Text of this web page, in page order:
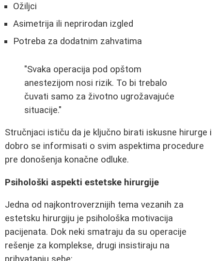
Ožiljci
Asimetrija ili neprirodan izgled
Potreba za dodatnim zahvatima
"Svaka operacija pod opštom
anestezijom nosi rizik. To bi trebalo
čuvati samo za životno ugrožavajuće
situacije."
Stručnjaci ističu da je ključno birati iskusne hirurge i
dobro se informisati o svim aspektima procedure
pre donošenja konačne odluke.
Psihološki aspekti estetske hirurgije
Jedna od najkontroverznijih tema vezanih za
estetsku hirurgiju je psihološka motivacija
pacijenata. Dok neki smatraju da su operacije
rešenje za komplekse, drugi insistiraju na